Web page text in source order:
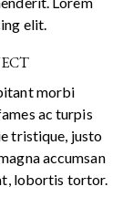
elit.
morbi
ac turpis
tristique, justo
accumsan
lobortis tortor.